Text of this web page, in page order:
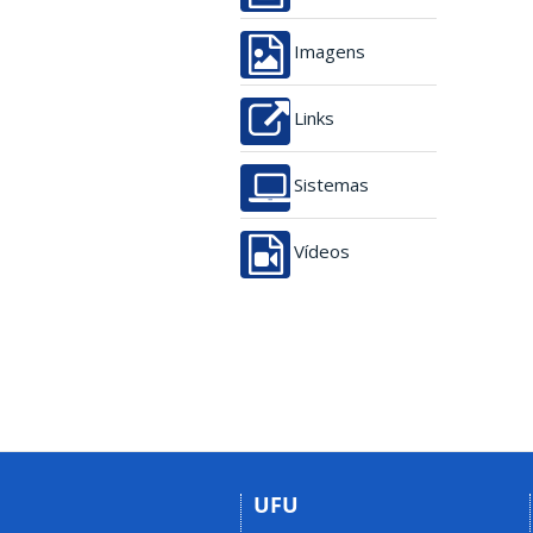
Imagens
Links
Sistemas
Vídeos
UFU